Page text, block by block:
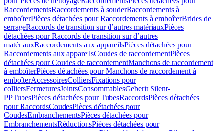
RaccordementsRaccordements à souderRaccordements à
emboîterPièces détachées pour Raccordements à emboîterBrides de
serrageRaccords de transition sur d’autres matériauxPièces
détachées pour Raccords de transition sur d’autres
matériauxRaccordements aux appareilsPièces détachées pour
Raccordements aux appareilsCoudes de raccordementPièces
détachées pour Coudes de raccordementManchons de raccordement
à emboîterPièces détachées pour Manchons de raccordement à
emboîterAccessoiresColliersFixations pour
colliersFermeturesJointsConsommablesGeberit Silent-
PPTubesPièces détachées pour TubesRaccordsPièces détachées
pour RaccordsCoudesPièces détachées pour
CoudesEmbranchementsPièces détachées pour
EmbranchementsRéductionsPièces détachées pour